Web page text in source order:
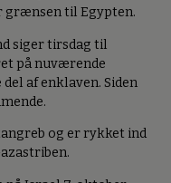
grænsen til Egypten.
siger tirsdag til
på nuværende
af enklaven. Siden
og er rykket ind